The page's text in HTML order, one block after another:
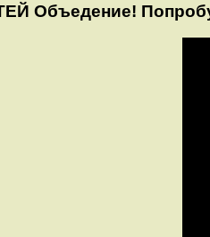
Объедение!